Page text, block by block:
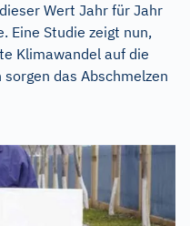
Wert Jahr für Jahr
Eine Studie zeigt nun,
Klimawandel auf die
das Abschmelzen